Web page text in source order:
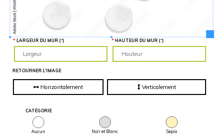
MATÉRIEL
SUPPLÉMENTAIRE
Il est
important
d'ajouter 2
pouces de
matériel
supplémentaire
en largeur et
en hauteur
pour faciliter
l'installation
recouvrement
d'un mur
complet. Pour
LARGEUR DU MUR (“) HAUTEUR DU MUR (“)